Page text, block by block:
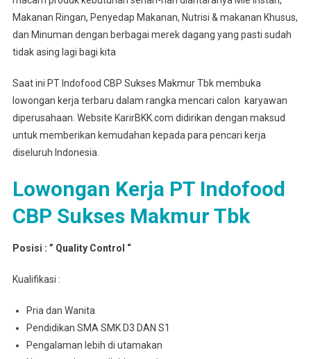
Makanan Ringan, Penyedap Makanan, Nutrisi & makanan Khusus,
dan Minuman dengan berbagai merek dagang yang pasti sudah
tidak asing lagi bagi kita
Saat ini PT Indofood CBP Sukses Makmur Tbk membuka
lowongan kerja terbaru dalam rangka mencari calon karyawan
diperusahaan. Website KarirBKK.com didirikan dengan maksud
untuk memberikan kemudahan kepada para pencari kerja
diseluruh Indonesia.
Lowongan Kerja PT Indofood
CBP Sukses Makmur Tbk
Posisi : ” Quality Control “
Kualifikasi :
Pria dan Wanita
Pendidikan SMA SMK D3 DAN S1
Pengalaman lebih di utamakan